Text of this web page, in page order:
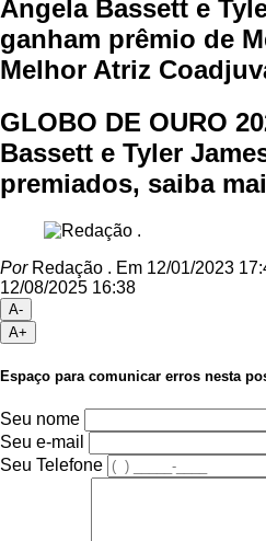
Angela Bassett e
ganham prêmio de
Melhor Atriz
GLOBO DE OURO
Bassett e Tyler
premiados, saiba
PorRedação . Em 12/01/2023
12/08/2025 16:38
A-
A+
Espaço para comunicar erros nesta
Seu nome
Seu e-mail
Seu Telefone